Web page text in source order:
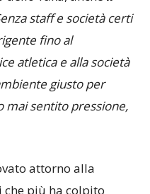
Yaka, anche
fino al
atletica e alla società
giusto per
mai sentito pressione,
attorno alla